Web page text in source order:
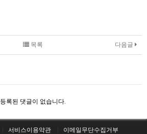
다음글
목록
등록된 댓글이 없습니다.
서비스이용약관 이메일무단수집거부